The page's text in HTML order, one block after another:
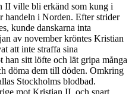
II ville bli erkänd som kung i
handeln i Norden. Efter strider
kunde danskarna inta
av november kröntes Kristian
att inte straffa sina
han sitt löfte och lät gripa många
döma dem till döden. Omkring
Stockholms blodbad.
mot Kristian II, och snart